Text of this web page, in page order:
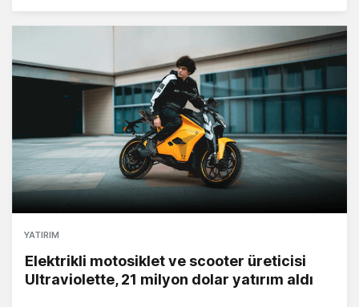
YATIRIM
Elektrikli motosiklet ve scooter üreticisi
Ultraviolette, 21 milyon dolar yatırım aldı